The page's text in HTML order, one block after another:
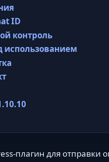
ID
контроль
использованием
плагин для отправки